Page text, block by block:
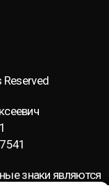
Reserved
знаки являются